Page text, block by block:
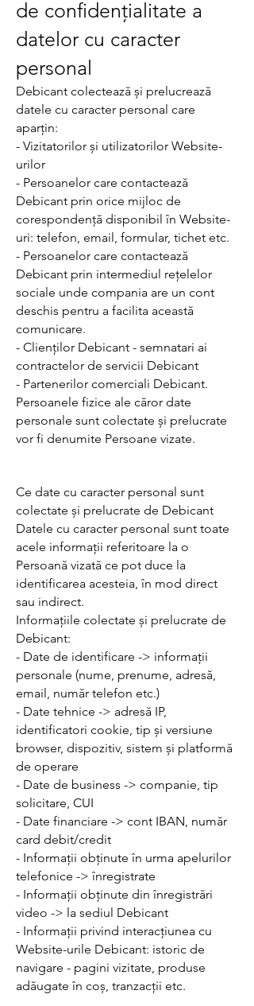
de confidențialitate a
datelor cu caracter
personal
Debicant colectează și prelucrează
datele cu caracter personal care
aparțin:
- Vizitatorilor și utilizatorilor Website-
urilor
- Persoanelor care contactează
Debicant prin orice mijloc de
corespondență disponibil în Website-
uri: telefon, email, formular, tichet etc.
- Persoanelor care contactează
Debicant prin intermediul rețelelor
sociale unde compania are un cont
deschis pentru a facilita această
comunicare.
- Clienților Debicant - semnatari ai
contractelor de servicii Debicant
- Partenerilor comerciali Debicant.
Persoanele fizice ale căror date
personale sunt colectate și prelucrate
vor fi denumite Persoane vizate.
Ce date cu caracter personal sunt
colectate și prelucrate de Debicant
Datele cu caracter personal sunt toate
acele informații referitoare la o
Persoană vizată ce pot duce la
identificarea acesteia, în mod direct
sau indirect.
Informațiile colectate și prelucrate de
Debicant:
- Date de identificare -> informații
personale (nume, prenume, adresă,
email, număr telefon etc.)
- Date tehnice -> adresă IP,
identificatori cookie, tip și versiune
browser, dispozitiv, sistem și platformă
de operare
- Date de business -> companie, tip
solicitare, CUI
- Date financiare -> cont IBAN, număr
card debit/credit
- Informații obținute în urma apelurilor
telefonice -> înregistrate
- Informații obținute din înregistrări
video -> la sediul Debicant
- Informații privind interacțiunea cu
Website-urile Debicant: istoric de
navigare - pagini vizitate, produse
adăugate în coș, tranzacții etc.